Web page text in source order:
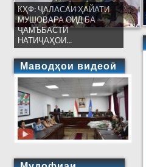
КҲФ: ҶАЛАСАИ ҲАЙАТИ
МУШОВАРА ОИД БА
ҶАМЪБАСТИ
НАТИҶАҲОИ...
Маводҳои видеоӣ